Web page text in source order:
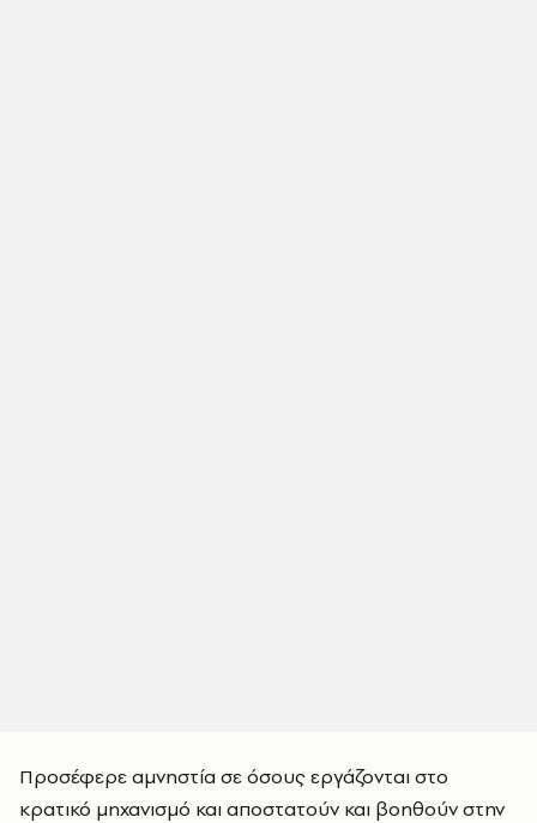
Προσέφερε αμνηστία σε όσους εργάζονται στο
κρατικό μηχανισμό και αποστατούν και βοηθούν στην